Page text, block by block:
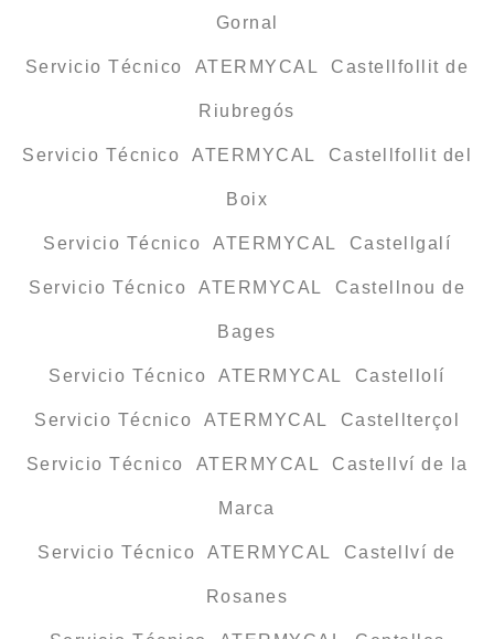
Gornal
Servicio Técnico ATERMYCAL Castellfollit de
Riubregós
Servicio Técnico ATERMYCAL Castellfollit del
Boix
Servicio Técnico ATERMYCAL Castellgalí
Servicio Técnico ATERMYCAL Castellnou de
Bages
Servicio Técnico ATERMYCAL Castellolí
Servicio Técnico ATERMYCAL Castellterçol
Servicio Técnico ATERMYCAL Castellví de la
Marca
Servicio Técnico ATERMYCAL Castellví de
Rosanes